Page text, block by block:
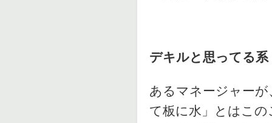
デキルと思ってる系
あるマネージャー
て板に水」とはこ